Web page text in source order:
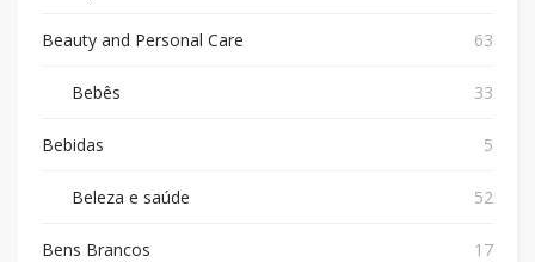
Beauty and Personal Care 63
Bebês 33
Bebidas 5
Beleza e saúde 52
Bens Brancos 17